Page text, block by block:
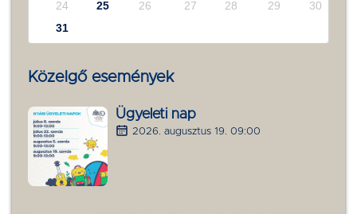
24
25 26 27 28 29
30
31
Közelgő események
Ügyeleti nap
2026. augusztus 19. 09:00